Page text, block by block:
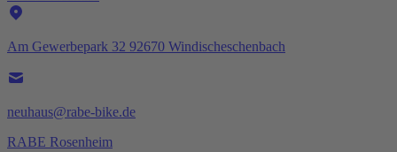
Am Gewerbepark 32 92670 Windischeschenbach
neuhaus@rabe-bike.de
RABE Rosenheim